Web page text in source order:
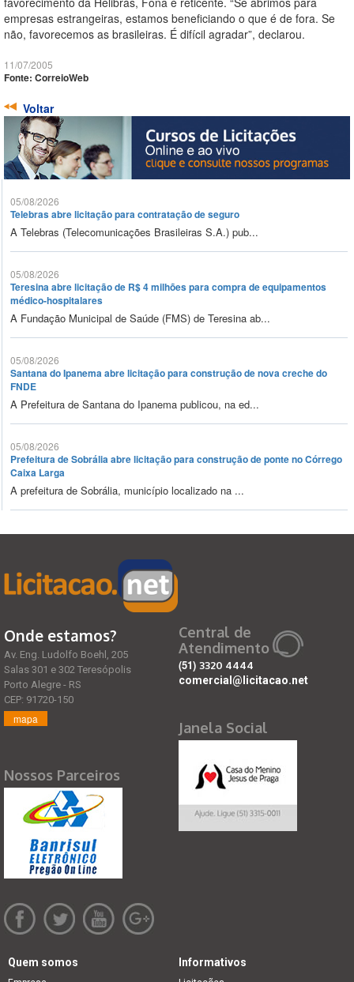
empresas estrangeiras, estamos beneficiando o que é de fora. Se
não, favorecemos as brasileiras. É difícil agradar”, declarou.
11/07/2005
Fonte: CorreioWeb
Voltar
05/08/2026
Telebras abre licitação para contratação de seguro
A Telebras (Telecomunicações Brasileiras S.A.) pub...
05/08/2026
Teresina abre licitação de R$ 4 milhões para compra de equipamentos
médico-hospitalares
A Fundação Municipal de Saúde (FMS) de Teresina ab...
05/08/2026
Santana do Ipanema abre licitação para construção de nova creche do
FNDE
A Prefeitura de Santana do Ipanema publicou, na ed...
05/08/2026
Prefeitura de Sobrália abre licitação para construção de ponte no Córrego
Caixa Larga
A prefeitura de Sobrália, município localizado na ...
Onde estamos?
Av. Eng. Ludolfo Boehl, 205
Salas 301 e 302 Teresópolis
Porto Alegre - RS
CEP: 91720-150
mapa
Nossos Parceiros
Central de
Atendimento
(51) 3320 4444
comercial@licitacao.net
Janela Social
Quem somos Informativos